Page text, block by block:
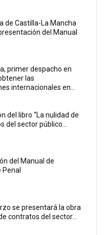
de Castilla-La Mancha
del Manual
primer despacho en
las
internacionales en...
del libro “La nulidad de
del sector público...
del Manual de
se presentará la obra
contratos del sector...